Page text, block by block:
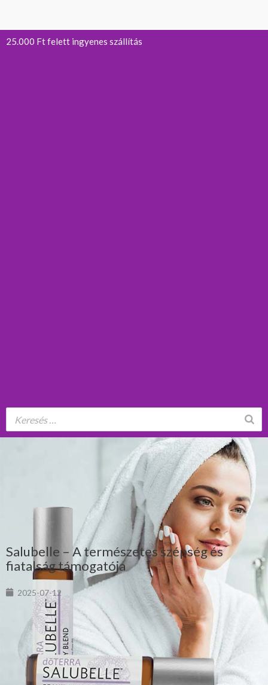
25.000 Ft felett ingyenes szállítás
Salubelle – A természetes szépség és
fiatalság támogatója
2025-07-12